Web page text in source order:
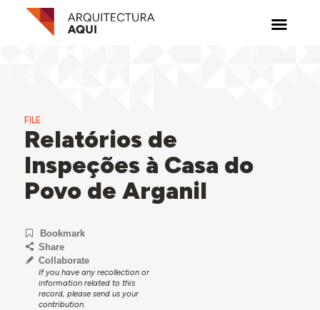
FILE
Relatórios de
Inspeções à Casa do
Povo de Arganil
Bookmark
Share
Collaborate
If you have any recollection or
information related to this
record, please send us your
contribution.